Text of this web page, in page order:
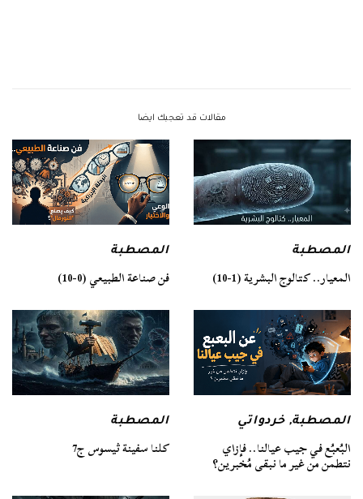
مقالات قد تعجبك ايضا
المصطبة
المعيار.. كتالوج البشرية (1-10)
المصطبة
فن صناعة الطبيعي (0-10)
المصطبة,خردواتي
البُعبُع في جيب عيالنا.. فإزاي
نتطمن من غير ما نبقى مُخبرين؟
المصطبة
كلنا سفينة ثيسوس ج7